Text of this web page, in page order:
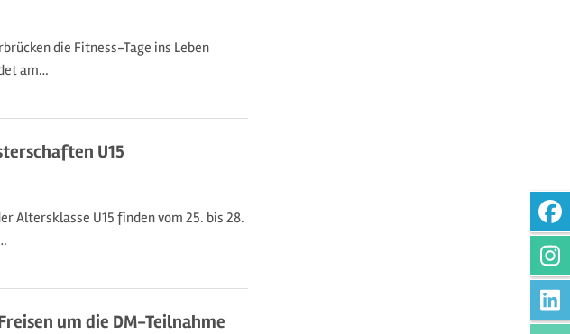
die Fitness-Tage ins Leben
am…
U15
Altersklasse U15 finden vom 25. bis 28.
um die DM-Teilnahme